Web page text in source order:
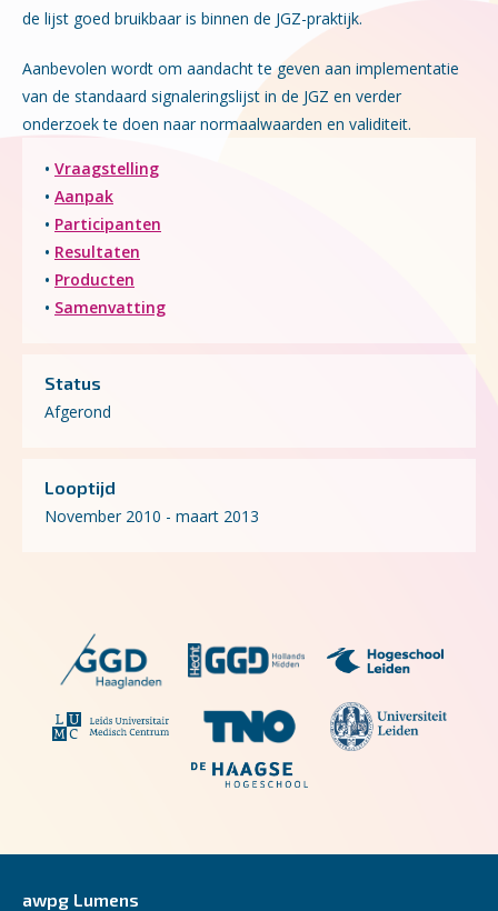
de lijst goed bruikbaar is binnen de JGZ-praktijk.
Aanbevolen wordt om aandacht te geven aan implementatie
van de standaard signaleringslijst in de JGZ en verder
onderzoek te doen naar normaalwaarden en validiteit.
• Vraagstelling
• Aanpak
• Participanten
• Resultaten
• Producten
• Samenvatting
Status
Afgerond
Looptijd
November 2010 - maart 2013
awpg Lumens